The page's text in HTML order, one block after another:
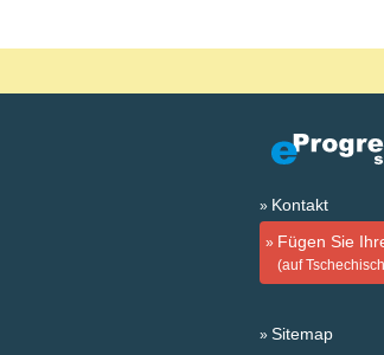
Kontakt
Fügen Sie
(auf
Sitemap